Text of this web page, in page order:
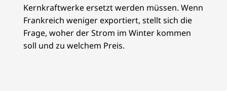
Kernkraftwerke ersetzt werden müssen. Wenn
Frankreich weniger exportiert, stellt sich die
Frage, woher der Strom im Winter kommen
soll und zu welchem Preis.